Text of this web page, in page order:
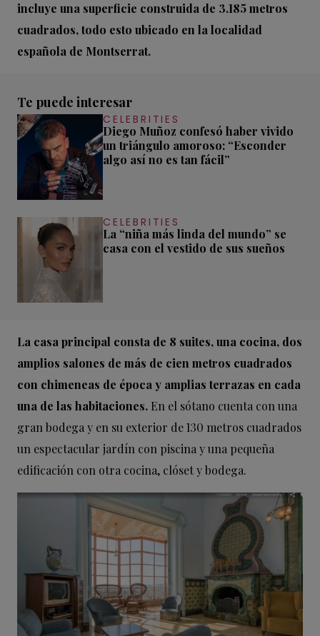
incluye una superficie construida de 3.185 metros
cuadrados, todo esto ubicado en la localidad
española de Montserrat.
Te puede interesar
CELEBRITIES
Diego Muñoz confesó haber vivido
un triángulo amoroso: “Esconder
algo así no es tan fácil”
CELEBRITIES
La “niña más linda del mundo” se
casa con el vestido de sus sueños
La casa principal consta de 8 suites, una cocina, dos
amplios salones de más de cien metros cuadrados
con chimeneas de época y amplias terrazas en cada
una de las habitaciones. En el sótano cuenta con una
gran bodega y en su exterior de 130 metros cuadrados
un espectacular jardín con piscina y una pequeña
edificación con otra cocina, clóset y bodega.